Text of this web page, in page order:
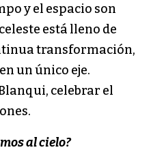
y el espacio son
está lleno de
transformación,
un único eje.
celebrar el
al cielo?